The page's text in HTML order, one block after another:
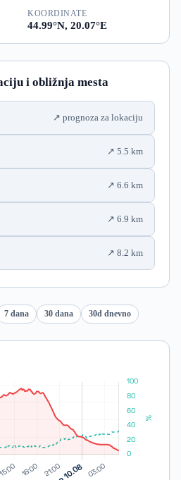
KOORDINATE
44.99°N, 20.07°E
i obližnja mesta
prognoza za lokaciju
5.5 km
6.6 km
6.9 km
8.2 km
7 dana 30 dana 30d dnevno